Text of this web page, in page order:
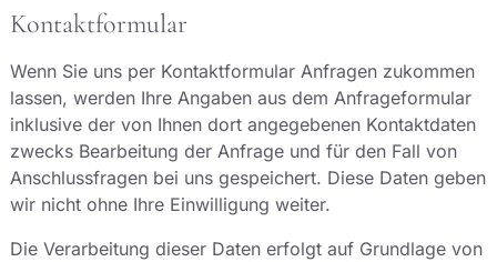
Kontaktformular
Wenn Sie uns per Kontaktformular Anfragen zukommen
lassen, werden Ihre Angaben aus dem Anfrageformular
inklusive der von Ihnen dort angegebenen Kontaktdaten
zwecks Bearbeitung der Anfrage und für den Fall von
Anschlussfragen bei uns gespeichert. Diese Daten geben
wir nicht ohne Ihre Einwilligung weiter.
Die Verarbeitung dieser Daten erfolgt auf Grundlage von